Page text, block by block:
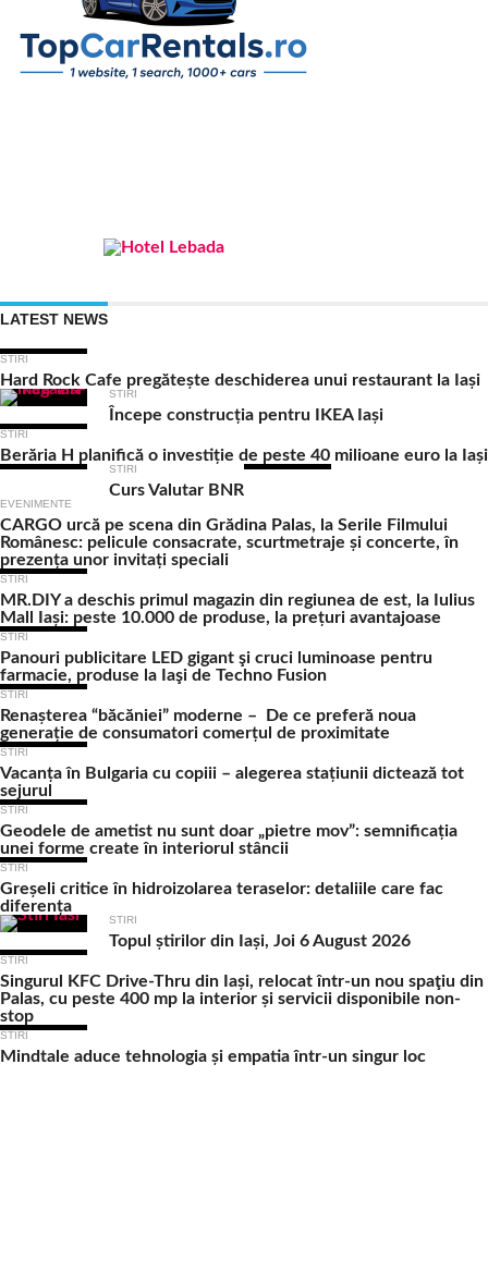
LATEST NEWS
STIRI
Hard Rock Cafe pregătește deschiderea unui restaurant la Iași
STIRI
Începe construcția pentru IKEA Iași
STIRI
Berăria H planifică o investiție de peste 40 milioane euro la Iași
STIRI
Curs Valutar BNR
EVENIMENTE
CARGO urcă pe scena din Grădina Palas, la Serile Filmului
Românesc: pelicule consacrate, scurtmetraje și concerte, în
prezența unor invitați speciali
STIRI
MR.DIY a deschis primul magazin din regiunea de est, la Iulius
Mall Iași: peste 10.000 de produse, la prețuri avantajoase
STIRI
Panouri publicitare LED gigant şi cruci luminoase pentru
farmacie, produse la Iaşi de Techno Fusion
STIRI
Renașterea “băcăniei” moderne – De ce preferă noua
generație de consumatori comerțul de proximitate
STIRI
Vacanța în Bulgaria cu copiii – alegerea stațiunii dictează tot
sejurul
STIRI
Geodele de ametist nu sunt doar „pietre mov”: semnificația
unei forme create în interiorul stâncii
STIRI
Greșeli critice în hidroizolarea teraselor: detaliile care fac
diferența
STIRI
Topul știrilor din Iași, Joi 6 August 2026
STIRI
Singurul KFC Drive-Thru din Iași, relocat într-un nou spaţiu din
Palas, cu peste 400 mp la interior și servicii disponibile non-
stop
STIRI
Mindtale aduce tehnologia și empatia într-un singur loc